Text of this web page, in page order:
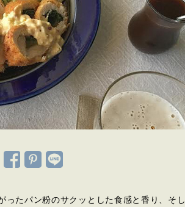
ったパン粉のサクッとした食感と香り、そし